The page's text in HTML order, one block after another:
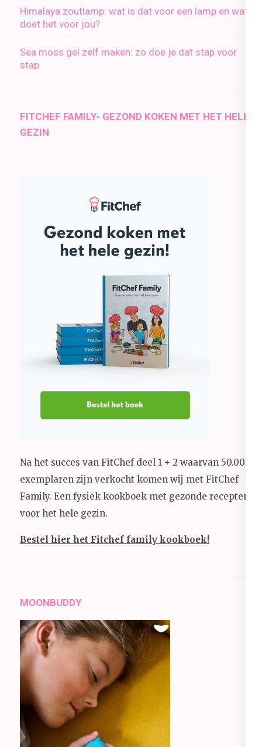
Himalaya zoutlamp: wat is dat voor een lamp en wat
doet het voor jou?
Sea moss gel zelf maken: zo doe je dat stap voor
stap
FITCHEF FAMILY- GEZOND KOKEN MET HET HELE
GEZIN
Na het succes van FitChef deel 1 + 2 waarvan 50.000+
exemplaren zijn verkocht komen wij met FitChef
Family. Een fysiek kookboek met gezonde recepten
voor het hele gezin.
Bestel hier het Fitchef family kookboek!
MOONBUDDY